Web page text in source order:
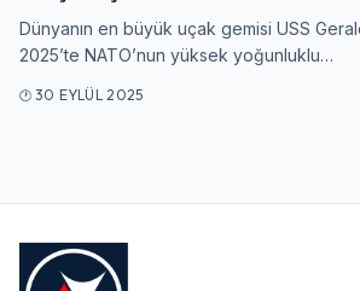
Dünyanın en büyük uçak gemisi USS
2025’te NATO’nun yüksek yoğunluklu…
30 EYLÜL 2025
Giriş Yap